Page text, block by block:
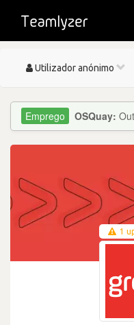
Toggle
Utilizador anónimo
OSQuay:
1